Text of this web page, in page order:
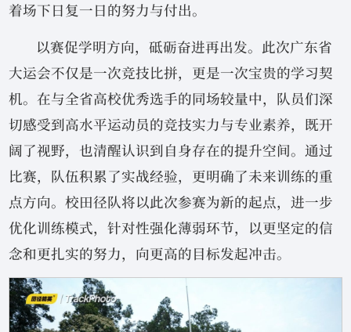
着场下日复一日的努力与付出。
以赛促学明方向，砥砺奋进再出发。此次广东省
大运会不仅是一次竞技比拼，更是一次宝贵的学习契
机。在与全省高校优秀选手的同场较量中，队员们深
切感受到高水平运动员的竞技实力与专业素养，既开
阔了视野，也清醒认识到自身存在的提升空间。通过
比赛，队伍积累了实战经验，更明确了未来训练的重
点方向。校田径队将以此次参赛为新的起点，进一步
优化训练模式，针对性强化薄弱环节，以更坚定的信
念和更扎实的努力，向更高的目标发起冲击。